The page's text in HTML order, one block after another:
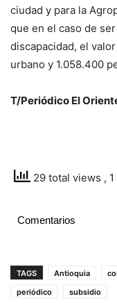
ciudad y para la
que en el caso de
discapacidad, el
urbano y 1.058.400
T/Periódico El
29 total views ,
Comentarios
TAGS Antioquia
periódico
subsidio